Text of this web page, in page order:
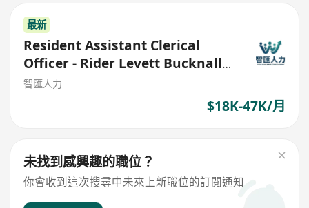
最新
Resident Assistant Clerical
Officer - Rider Levett Bucknall
Limited
智匯人力
$18K-47K/月
未找到感興趣的職位？
你會收到這次搜尋中未來上新職位的訂閱通知